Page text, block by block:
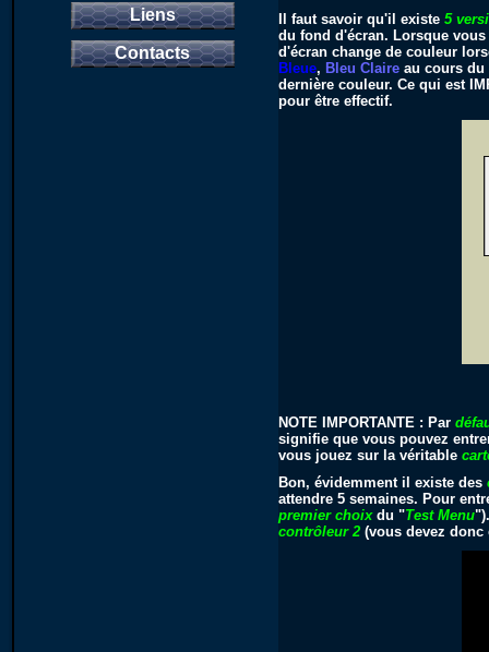
Liens
Contacts
Il faut savoir qu'il existe5
du fond d'écran. Lorsque
d'écran change de couleur
Bleue, Bleu Claire au cours
dernière couleur. Ce qui est
pour être effectif.
NOTE IMPORTANTE : Par
signifie que vous pouvez
vous jouez sur la véritable
Bon, évidemment il existe des
attendre 5 semaines. Pour
premier choixdu "Test Menu
contrôleur 2 (vous devez